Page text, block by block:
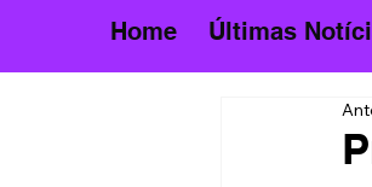
Home Últimas